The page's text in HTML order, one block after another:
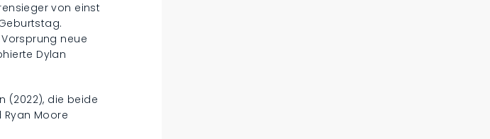
von einst
neue
Dylan
(2022), die beide
Moore